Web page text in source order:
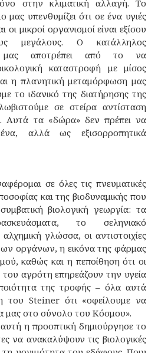
στην κλιματική αλλαγή. Το
μας υπενθυμίζει ότι σε ένα υγιές
μικροί οργανισμοί είναι εξίσου
μεγάλους. Ο κατάλληλος
μας αποτρέπει από το να
καταστροφή με μίσος
η πλανητική μεταμόρφωση μας
το ιδανικό της διατήρησης της
σε στείρα αντίσταση
Αυτά τα «δώρα» δεν πρέπει να
αλλά ως εξισορροπητικά
σε όλες τις πνευματικές
και της βιοδυναμικής που
βιολογική γεωργία: τα
το σεληνιακό
γλώσσα, οι αντιστοιχίες
οργάνων, η εικόνα της φάρμας
καθώς και η πεποίθηση ότι οι
του αγρότη επηρεάζουν την υγεία
της τροφής – όλα αυτά
του Steiner ότι «οφείλουμε να
μας στο σύνολο του Κόσμου».
η προοπτική δημιούργησε το
να ανακαλύψουν τις βιολογικές